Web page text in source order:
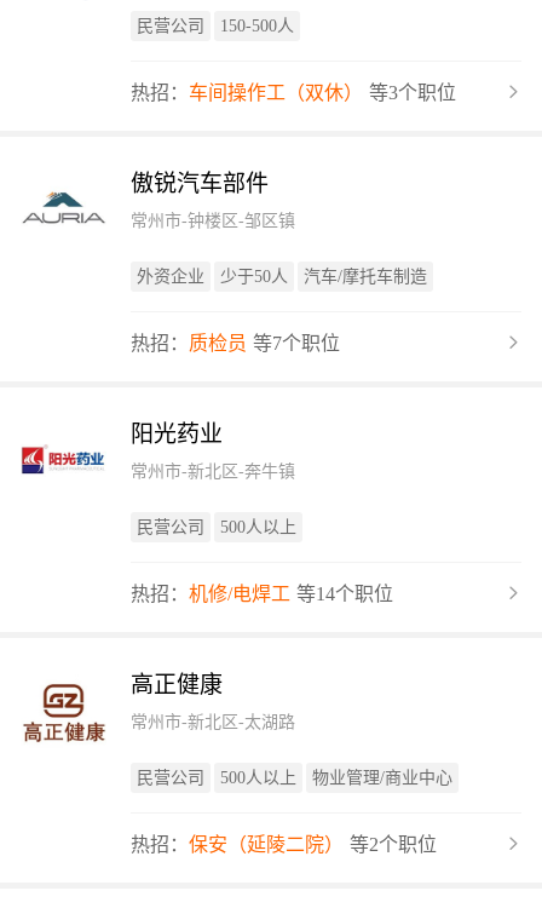
民营公司 150-500人
热招： 车间操作工（双休） 等3个职位
傲锐汽车部件
常州市-钟楼区-邹区镇
外资企业 少于50人 汽车/摩托车制造
热招： 质检员 等7个职位
阳光药业
常州市-新北区-奔牛镇
民营公司 500人以上
热招： 机修/电焊工 等14个职位
高正健康
常州市-新北区-太湖路
民营公司 500人以上 物业管理/商业中心
热招： 保安（延陵二院） 等2个职位